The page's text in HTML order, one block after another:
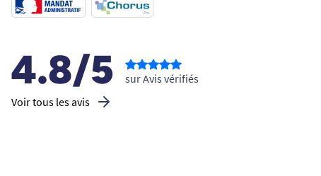
4.8/5
Voir tous les avis
sur Avis vérifiés